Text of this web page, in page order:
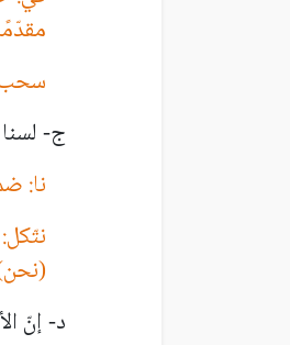
ج-
نا:
د- إنّ